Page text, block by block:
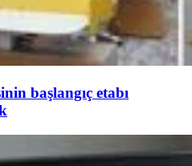
başlangıç etabı